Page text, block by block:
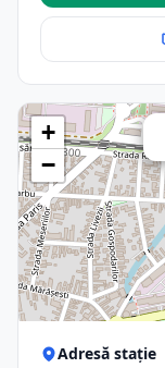
+
−
Adresă stație